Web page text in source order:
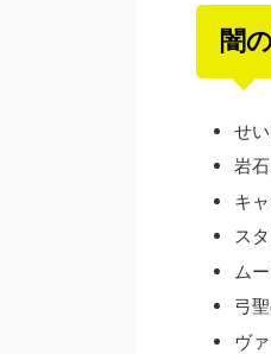
闇
せ
岩
キ
ス
ム
弓
ヴ